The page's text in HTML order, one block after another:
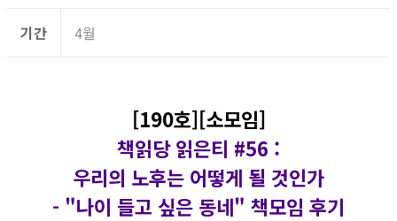
기간 4월
[190호][소모임]
책읽당 읽은티 #56 :
우리의 노후는 어떻게 될 것인가
- "나이 들고 싶은 동네" 책모임 후기